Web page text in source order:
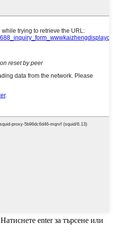
Натиснете enter за търсене или